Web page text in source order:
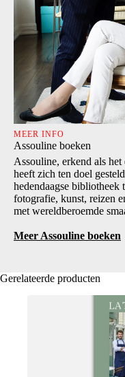
MEER INFO
Assouline boeken
Assouline, erkend als
heeft zich ten doel
hedendaagse
fotografie, kunst, reizen
met wereldberoemde
Meer Assouline boeken
Gerelateerde producten